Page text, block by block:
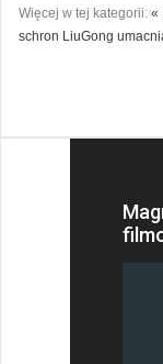
Więcej w tej kategorii: «
schron LiuGong